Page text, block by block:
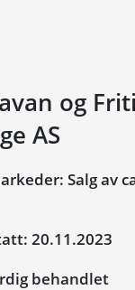
og
AS
Salg av
20.11.2023
behandlet